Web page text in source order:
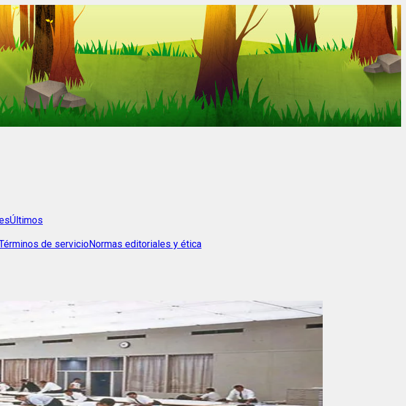
Últimos
de servicioNormas editoriales y ética